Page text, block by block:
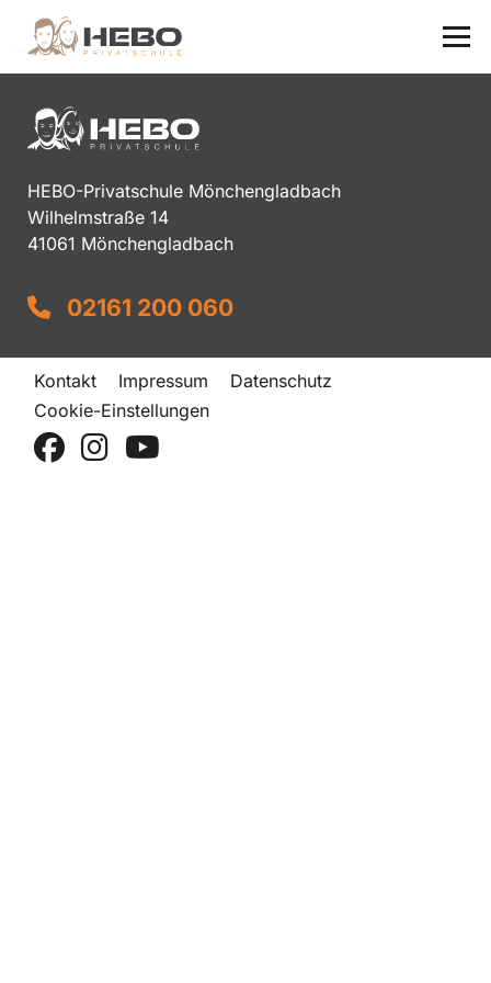
HEBO-Privatschule Mönchengladbach
Wilhelmstraße 14
41061 Mönchengladbach
02161 200 060
Kontakt Impressum
Datenschutz
Cookie-Einstellungen